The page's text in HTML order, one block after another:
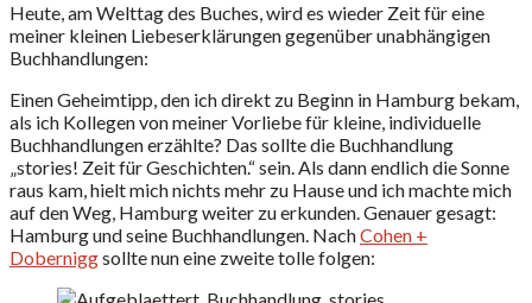
Heute, am Welttag des Buches, wird es wieder Zeit für eine
meiner kleinen Liebeserklärungen gegenüber unabhängigen
Buchhandlungen:
Einen Geheimtipp, den ich direkt zu Beginn in Hamburg bekam,
als ich Kollegen von meiner Vorliebe für kleine, individuelle
Buchhandlungen erzählte? Das sollte die Buchhandlung
„stories! Zeit für Geschichten.“ sein. Als dann endlich die Sonne
raus kam, hielt mich nichts mehr zu Hause und ich machte mich
auf den Weg, Hamburg weiter zu erkunden. Genauer gesagt:
Hamburg und seine Buchhandlungen. NachCohen +
Doberniggsollte nun eine zweite tolle folgen: